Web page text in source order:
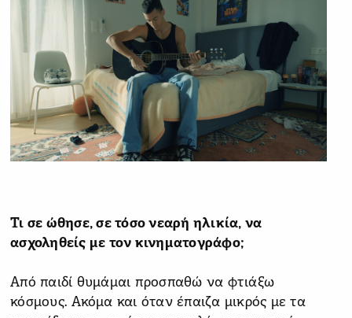
Τι σε ώθησε, σε τόσο νεαρή ηλικία, να
ασχοληθείς με τον κινηματογράφο;
Από παιδί θυμάμαι προσπαθώ να φτιάξω
κόσμους. Ακόμα και όταν έπαιζα μικρός με τα